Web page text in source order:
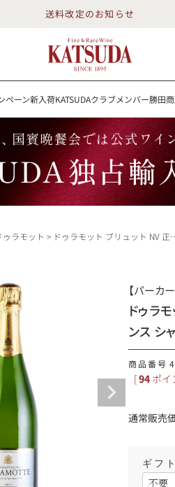
送料改定のお知らせ
ペーン新入荷KATSUDAクラブメンバー勝田
送料改定のお知らせ
ン新入荷KATSUDAクラブメンバー勝
スパークリング ロゼワイン
勝田商店について
ギフトラッピング
ゥラモット ドゥラモット ブリュット NV 正規品 Delamotte Brut フランス シャンパン シャンパーニュ
【パーカ
ドゥラ
ンス シ
商品番号
[94 ポイ
通常販売
ギフ